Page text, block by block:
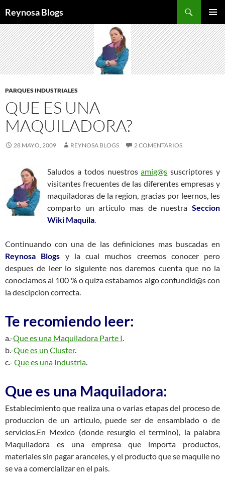
Reynosa Blogs
MENÚ
AL
CONTENIDO
PARQUES INDUSTRIALES
QUE ES UNA
MAQUILADORA?
28 MAYO, 2009 REYNOSA BLOGS 2 COMENTARIOS
Saludos a todos nuestrosamig@s suscriptores y
visitantes frecuentes de las diferentes empresas y
maquiladoras de la region, gracias por leernos, les
comparto un articulo mas de nuestra Seccion
Wiki Maquila.
Continuando con una de las definiciones mas buscadas en
Reynosa Blogs y la cual muchos creemos conocer pero
despues de leer lo siguiente nos daremos cuenta que no la
conociamos al 100 % o quiza estabamos algo confundid@s con
la descipcion correcta.
Te recomiendo leer:
a.-Que es una Maquiladora Parte I.
b.-Que es un Cluster.
c.- Que es una Industria.
Que es una Maquiladora:
Establecimiento que realiza una o varias etapas del proceso de
produccion de un articulo, puede ser de ensamblado o de
servicios.En Mexico (donde resurgio el termino), la palabra
Maquiladora es una empresa que importa productos,
materiales sin pagar aranceles, y el producto que se maquile no
se va a comercializar en el pais.